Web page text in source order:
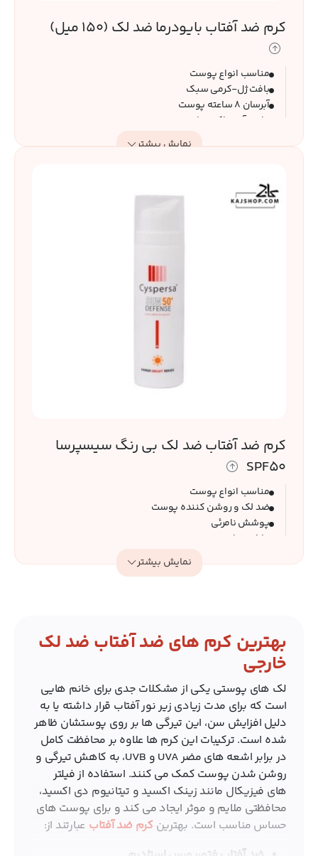
کرم ضد آفتاب بایودرما ضد لک (150 میل)
مناسب انواع پوست
بافت ژل-کرمی سبک
آبرسان 8 ساعته پوست
حاوی آنتی اکسیدان
کمک به پیشگیری از علائم پیری پوست
نمایش بیشتر
کرم ضد آفتاب ضد لک بی رنگ سیسپرسا
SPF50
مناسب انواع پوست
ضد لک و روشن کننده پوست
پوشش نامرئی
دارای خواص ضد پیری
مناسب استفاده بر روی پوست خیس و مرطوب
دارای بافت سبک و زود جذب
نمایش بیشتر
بهترین کرم های ضد آفتاب ضد لک
خارجی
لک های پوستی یکی از مشکلات جدی برای خانم هایی
است که برای مدت زیادی زیر نور آفتاب قرار داشته یا به
دلیل افزایش سن، این تیرگی ها بر روی پوستشان ظاهر
شده است. ترکیبات این کرم ها علاوه بر محافظت کامل
در برابر اشعه‌ های مضر UVA و UVB، به کاهش تیرگی و
روشن شدن پوست کمک می‌ کنند. استفاده از فیلتر
های فیزیکال مانند زینک اکسید و تیتانیوم دی‌ اکسید،
محافظتی ملایم و موثر ایجاد می‌ کند و برای پوست‌ های
حساس مناسب است. بهترین کرم ضد آفتاب عبارتند از: